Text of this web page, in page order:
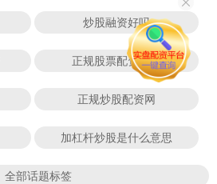
炒股融资好吗
正规股票配资网站
正规炒股配资网
加杠杆炒股是什么意思
全部话题标签